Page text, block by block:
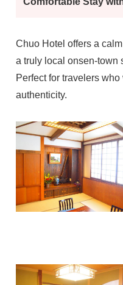
Chuo Hotel offers a
a truly local onsen-town
Perfect for travelers
authenticity.